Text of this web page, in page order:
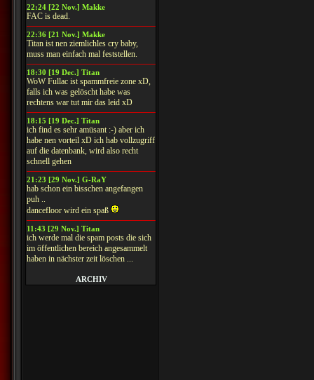
22:24 [22 Nov.] Makke
FAC is dead.
22:36 [21 Nov.] Makke
Titan ist nen ziemlichles cry baby,
muss man einfach mal feststellen.
18:30 [19 Dec.] Titan
WoW Fullac ist spammfreie zone xD,
falls ich was gelöscht habe was
rechtens war tut mir das leid xD
18:15 [19 Dec.] Titan
ich find es sehr amüsant :-) aber ich
habe nen vorteil xD ich hab vollzugriff
auf die datenbank, wird also recht
schnell gehen
21:23 [29 Nov.] G-RaY
hab schon ein bisschen angefangen
puh ..
dancefloor wird ein spaß
11:43 [29 Nov.] Titan
ich werde mal die spam posts die sich
im öffentlichen bereich angesammelt
haben in nächster zeit löschen ...
ARCHIV